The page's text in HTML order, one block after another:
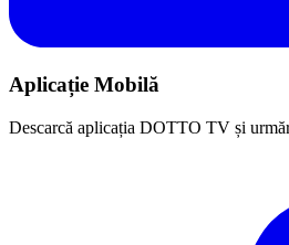
Aplicație Mobilă
Descarcă aplicația DOTTO TV și